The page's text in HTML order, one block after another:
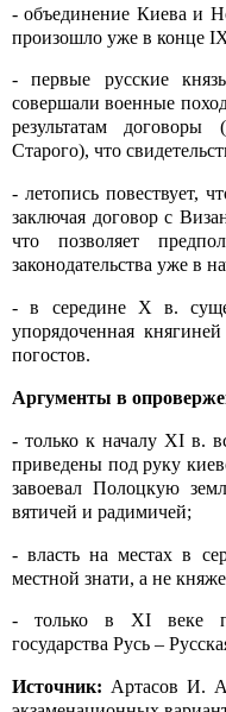
- объединение Киева и
произошло уже в конце
- первые русские
совершали военные
результатам
Старого), что
- летопись повествует,
заключая договор с
что позволяет
законодательства уже в
- в середине X
в.
упорядоченная
погостов.
Аргументы в
- только к началу XI в.
приведены под руку
завоевал Полоцкую
вятичей и радимичей;
- власть на местах в
местной знати, а не
- только в XI
веке
государства Русь –
Источник: Артасов И.